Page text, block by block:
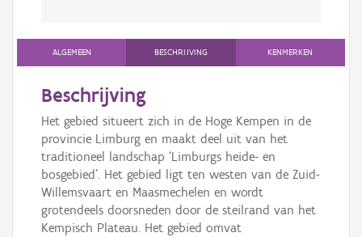
ALGEMEEN BESCHRIJVING KENMERKEN
Beschrijving
Het gebied situeert zich in de Hoge Kempen in de
provincie Limburg en maakt deel uit van het
traditioneel landschap ‘Limburgs heide- en
bosgebied’. Het gebied ligt ten westen van de Zuid-
Willemsvaart en Maasmechelen en wordt
grotendeels doorsneden door de steilrand van het
Kempisch Plateau. Het gebied omvat